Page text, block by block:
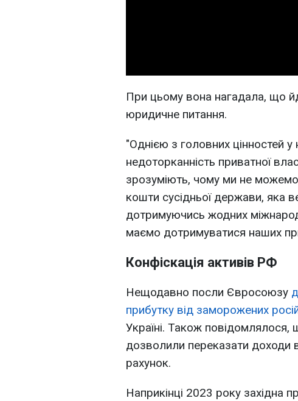
При цьому вона нагадала, що
юридичне питання.
"Однією з головних цінностей
недоторканність приватної
зрозуміють, чому ми не
кошти сусідньої держави, яка
дотримуючись жодних
маємо дотримуватися наших
Конфіскація активів РФ
Нещодавно посли Євросоюзу
прибутку від заморожених
Україні. Також
дозволили переказати доходи
рахунок.
Наприкінці 2023 року